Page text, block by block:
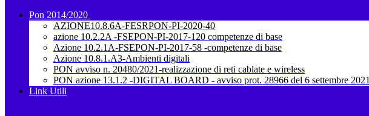
Pon 2014/2020
AZIONE10.8.6A-FESRPON-PI-2020-40
azione 10.2.2A -FSEPON-PI-2017-120 competenze di base
Azione 10.2.1A-FSEPON-PI-2017-58 -competenze di base
Azione 10.8.1.A3-Ambienti digitali
PON avviso n. 20480/2021-realizzazione di reti cablate e wireless
PON azione 13.1.2 -DIGITAL BOARD - avviso prot. 28966 del 6 settembre 2021
Link Utili